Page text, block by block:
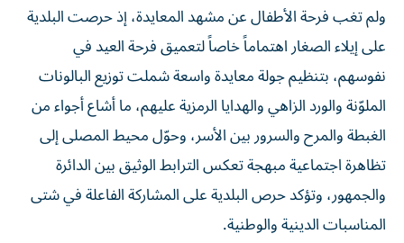
ولم تغب فرحة الأطفال عن مشهد المعايدة، إذ حرصت البلدية
على إيلاء الصغار اهتماماً خاصاً لتعميق فرحة العيد في
نفوسهم، بتنظيم جولة معايدة واسعة شملت توزيع البالونات
الملوّنة والورد الزاهي والهدايا الرمزية عليهم، ما أشاع أجواء من
الغبطة والمرح والسرور بين الأسر، وحوّل محيط المصلى إلى
تظاهرة اجتماعية مبهجة تعكس الترابط الوثيق بين الدائرة
والجمهور، وتؤكد حرص البلدية على المشاركة الفاعلة في شتى
المناسبات الدينية والوطنية.